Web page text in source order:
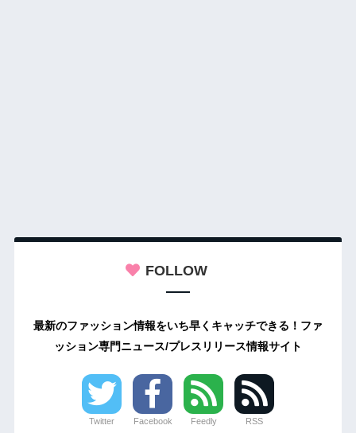
FOLLOW
最新のファッション情報をいち早くキャッチできる！ファ
ッション専門ニュース/プレスリリース情報サイト
Twitter Facebook Feedly RSS